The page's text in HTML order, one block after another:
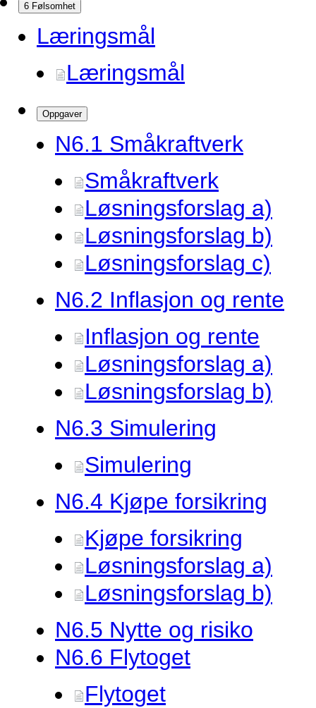
6 Følsomhet
Læringsmål
Læringsmål
Oppgaver
N6.1 Småkraftverk
Småkraftverk
Løsningsforslag a)
Løsningsforslag b)
Løsningsforslag c)
N6.2 Inflasjon og rente
Inflasjon og rente
Løsningsforslag a)
Løsningsforslag b)
N6.3 Simulering
Simulering
N6.4 Kjøpe forsikring
Kjøpe forsikring
Løsningsforslag a)
Løsningsforslag b)
N6.5 Nytte og risiko
N6.6 Flytoget
Flytoget